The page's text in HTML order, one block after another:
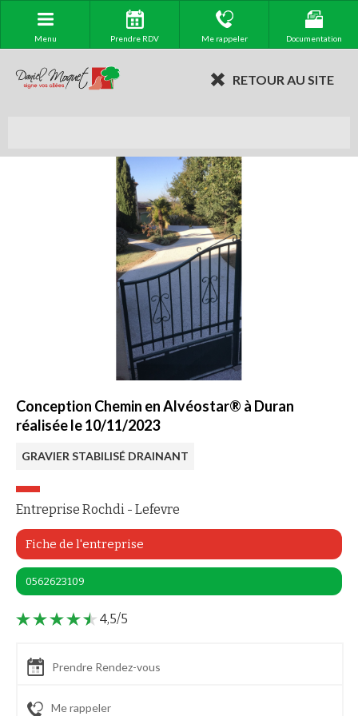
Menu Prendre RDV Me rappeler Documentation
RETOUR AU SITE
Conception Chemin en Alvéostar® à Duran
réalisée le 10/11/2023
GRAVIER STABILISÉ DRAINANT
Entreprise Rochdi - Lefevre
Fiche de l'entreprise
0562623109
4,5/5
Prendre Rendez-vous
Me rappeler